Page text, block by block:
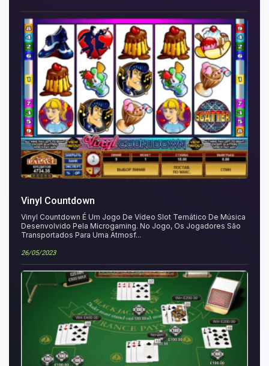
Vinyl Countdown
Vinyl Countdown É Um Jogo De Vídeo Slot Temático De Música
Desenvolvido Pela Microgaming. No Jogo, Os Jogadores São
Transportados Para Uma Atmosf...
26/05/2023